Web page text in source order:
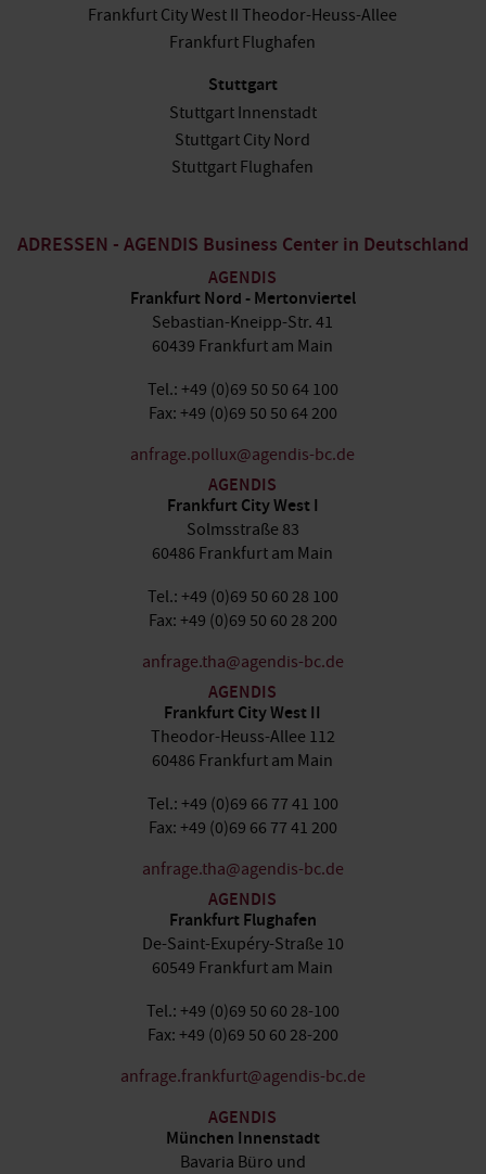
Frankfurt City West II Theodor-Heuss-Allee
Frankfurt Flughafen
Stuttgart
Stuttgart Innenstadt
Stuttgart City Nord
Stuttgart Flughafen
ADRESSEN - AGENDIS Business Center in Deutschland
AGENDIS
Frankfurt Nord - Mertonviertel
Sebastian-Kneipp-Str. 41
60439 Frankfurt am Main
Tel.: +49 (0)69 50 50 64 100
Fax: +49 (0)69 50 50 64 200
anfrage.pollux@agendis-bc.de
AGENDIS
Frankfurt City West I
Solmsstraße 83
60486 Frankfurt am Main
Tel.: +49 (0)69 50 60 28 100
Fax: +49 (0)69 50 60 28 200
anfrage.tha@agendis-bc.de
AGENDIS
Frankfurt City West II
Theodor-Heuss-Allee 112
60486 Frankfurt am Main
Tel.: +49 (0)69 66 77 41 100
Fax: +49 (0)69 66 77 41 200
anfrage.tha@agendis-bc.de
AGENDIS
Frankfurt Flughafen
De-Saint-Exupéry-Straße 10
60549 Frankfurt am Main
Tel.: +49 (0)69 50 60 28-100
Fax: +49 (0)69 50 60 28-200
anfrage.frankfurt@agendis-bc.de
AGENDIS
München Innenstadt
Bavaria Büro und